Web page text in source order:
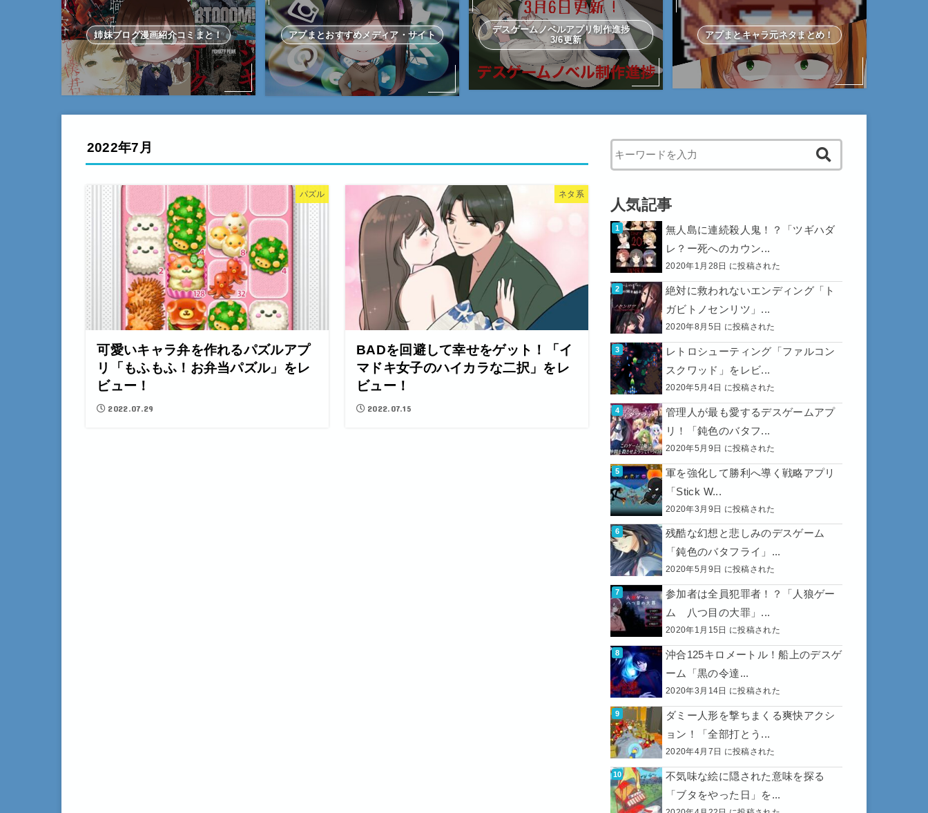
姉妹ブログ漫画紹介コミまと！ アプまとおすすめメディア・サイト
デスゲームノベルアプリ制作進捗
3/6更新
アプまとキャラ元ネタまとめ！
2022年7月
パズル
可愛いキャラ弁を作れるパズルアプ
リ「もふもふ！お弁当パズル」をレ
ビュー！
2022.07.29
ネタ系
BADを回避して幸せをゲット！「イ
マドキ女子のハイカラな二択」をレ
ビュー！
2022.07.15
When autocomplete results are available use up and down
人気記事
無人島に連続殺人鬼！？「ツギハダ
レ？ー死へのカウン...
2020年1月28日 に投稿された
絶対に救われないエンディング「ト
ガビトノセンリツ」...
2020年8月5日 に投稿された
レトロシューティング「ファルコン
スクワッド」をレビ...
2020年5月4日 に投稿された
管理人が最も愛するデスゲームアプ
リ！「鈍色のバタフ...
2020年5月9日 に投稿された
軍を強化して勝利へ導く戦略アプリ
「Stick W...
2020年3月9日 に投稿された
残酷な幻想と悲しみのデスゲーム
「鈍色のバタフライ」...
2020年5月9日 に投稿された
参加者は全員犯罪者！？「人狼ゲー
ム 八つ目の大罪」...
2020年1月15日 に投稿された
沖合125キロメートル！船上のデスゲ
ーム「黒の令達...
2020年3月14日 に投稿された
ダミー人形を撃ちまくる爽快アクシ
ョン！「全部打とう...
2020年4月7日 に投稿された
不気味な絵に隠された意味を探る
「ブタをやった日」を...